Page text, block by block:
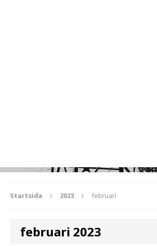
Startsida 2023 februari
februari 2023